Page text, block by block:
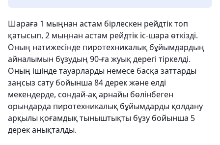
Шараға 1 мыңнан астам бірлескен рейдтік топ
қатысып, 2 мыңнан астам рейдтік іс-шара өткізді.
Оның нәтижесінде пиротехникалық бұйымдардың
айналымын бұзудың 90-ға жуық дерегі тіркелді.
Оның ішінде тауарларды немесе басқа заттарды
заңсыз сату бойынша 84 дерек және елді
мекендерде, сондай-ақ арнайы бөлінбеген
орындарда пиротехникалық бұйымдарды қолдану
арқылы қоғамдық тыныштықты бұзу бойынша 5
дерек анықталды.